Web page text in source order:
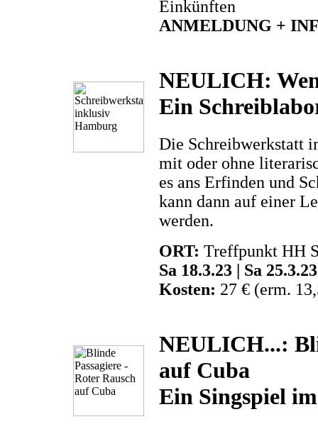
Einkünften
ANMELDUNG +
NEULICH:
Ein
Die Schreibwerkstatt
mit oder ohne
es ans Erfinden und
kann dann auf einer
werden.
ORT: Treffpunkt HH
Sa 18.3.23 | Sa
Kosten: 27 € (erm.
NEULICH...:
auf Cuba
Ein Singspiel